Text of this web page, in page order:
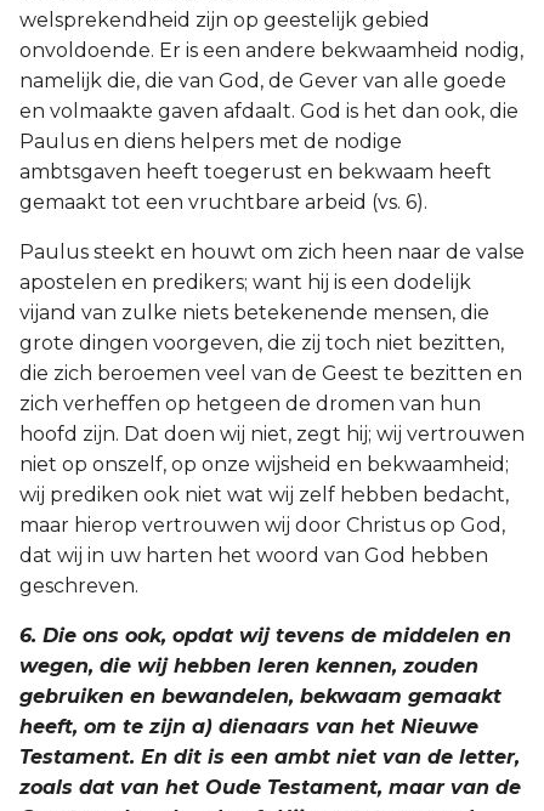
welsprekendheid zijn op geestelijk gebied
onvoldoende. Er is een andere bekwaamheid nodig,
namelijk die, die van God, de Gever van alle goede
en volmaakte gaven afdaalt. God is het dan ook, die
Paulus en diens helpers met de nodige
ambtsgaven heeft toegerust en bekwaam heeft
gemaakt tot een vruchtbare arbeid (vs. 6).
Paulus steekt en houwt om zich heen naar de valse
apostelen en predikers; want hij is een dodelijk
vijand van zulke niets betekenende mensen, die
grote dingen voorgeven, die zij toch niet bezitten,
die zich beroemen veel van de Geest te bezitten en
zich verheffen op hetgeen de dromen van hun
hoofd zijn. Dat doen wij niet, zegt hij; wij vertrouwen
niet op onszelf, op onze wijsheid en bekwaamheid;
wij prediken ook niet wat wij zelf hebben bedacht,
maar hierop vertrouwen wij door Christus op God,
dat wij in uw harten het woord van God hebben
geschreven.
6. Die ons ook, opdat wij tevens de middelen en
wegen, die wij hebben leren kennen, zouden
gebruiken en bewandelen, bekwaam gemaakt
heeft, om te zijn a) dienaars van het Nieuwe
Testament. En dit is een ambt niet van de letter,
zoals dat van het Oude Testament, maar van de